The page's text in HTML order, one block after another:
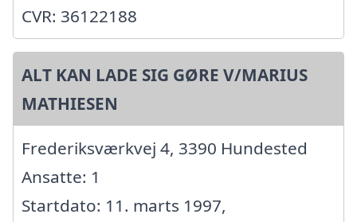
CVR: 36122188
ALT KAN LADE SIG GØRE V/MARIUS
MATHIESEN
Frederiksværkvej 4, 3390 Hundested
Ansatte: 1
Startdato: 11. marts 1997,